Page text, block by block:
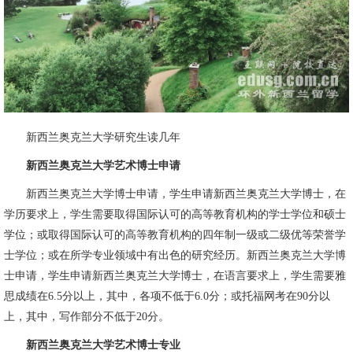
新西兰奥克兰大学研究生读几年
新西兰奥克兰大学艺术博士申请
新西兰奥克兰大学博士申请，学生申请新西兰奥克兰大学博士，在
学历要求上，学生需要取得国际认可的高等教育机构的学士学位和硕士
学位；或取得国际认可的高等教育机构的四年制一级或二级优等荣誉学
士学位；或在所学专业领域中有出色的研究经历。新西兰奥克兰大学博
士申请，学生申请新西兰奥克兰大学博士，在语言要求上，学生需要雅
思成绩在6.5分以上，其中，各项不低于6.0分；或托福网考在90分以
上，其中，写作部分不低于20分。
新西兰奥克兰大学艺术博士专业